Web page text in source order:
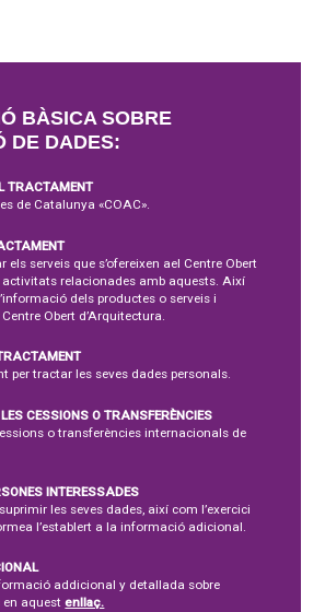
BÀSICA SOBRE
DE DADES:
TRACTAMENT
de Catalunya «COAC».
serveis que s’ofereixen ael Centre Obert
activitats relacionades amb aquests. Així
dels productes o serveis i
Obert d’Arquitectura.
per tractar les seves dades personals.
CESSIONS O TRANSFERÈNCIES
o transferències internacionals de
INTERESSADES
les seves dades, així com l’exercici
l’establert a la informació adicional.
addicional y detallada sobre
en aquestenllaç.